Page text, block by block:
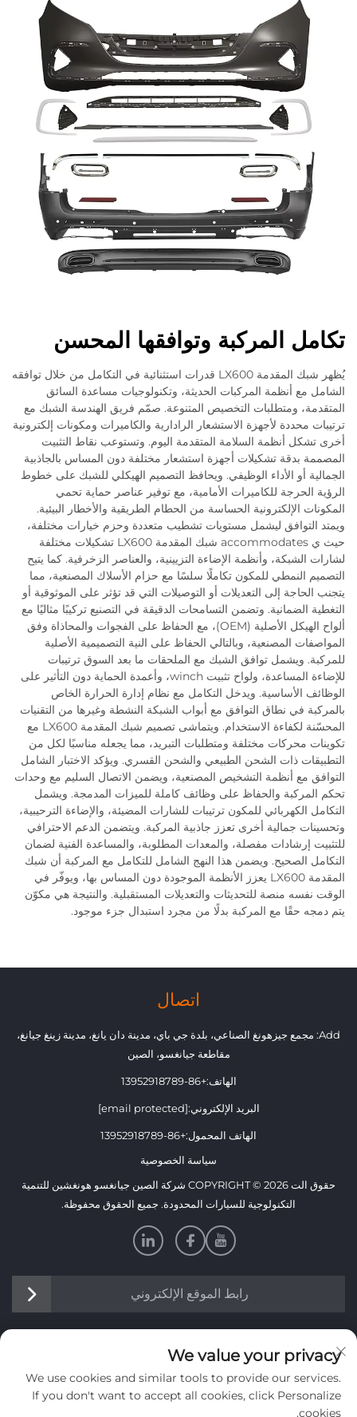
تكامل المركبة وتوافقها المحسن
يُظهر شبك المقدمة LX600 قدرات استثنائية في التكامل من خلال توافقه
الشامل مع أنظمة المركبات الحديثة، وتكنولوجيات مساعدة السائق
المتقدمة، ومتطلبات التخصيص المتنوعة. صمّم فريق الهندسة الشبك مع
ترتيبات محددة لأجهزة الاستشعار الرادارية والكاميرات ومكونات إلكترونية
أخرى تشكل أنظمة السلامة المتقدمة اليوم. وتستوعب نقاط التثبيت
المصممة بدقة تشكيلات أجهزة استشعار مختلفة دون المساس بالجاذبية
الجمالية أو الأداء الوظيفي. ويحافظ التصميم الهيكلي للشبك على خطوط
الرؤية الحرجة للكاميرات الأمامية، مع توفير عناصر حماية تحمي
المكونات الإلكترونية الحساسة من الحطام الطريقية والأخطار البيئية.
ويمتد التوافق ليشمل مستويات تشطيب متعددة وحزم خيارات مختلفة،
حيث ي accommodates شبك المقدمة LX600 تشكيلات مختلفة
لشارات الشبكة، وأنظمة الإضاءة التزيينية، والعناصر الزخرفية. كما يتيح
التصميم النمطي للمكون تكاملًا سلسًا مع حزام الأسلاك المصنعية، مما
يتجنب الحاجة إلى التعديلات أو التوصيلات التي قد تؤثر على الموثوقية أو
التغطية الضمانية. وتضمن التسامحات الدقيقة في التصنيع تركيبًا مثاليًا مع
ألواح الهيكل الأصلية (OEM)، مع الحفاظ على الفجوات والمحاذاة وفق
المواصفات المصنعية، وبالتالي الحفاظ على النية التصميمية الأصلية
للمركبة. ويشمل توافق الشبك مع الملحقات ما بعد السوق ترتيبات
للإضاءة المساعدة، ولواح تثبيت winch، وأعمدة الحماية دون التأثير على
الوظائف الأساسية. ويدخل التكامل مع نظام إدارة الحرارة الخاص
بالمركبة في نطاق التوافق مع أبواب الشبكة النشطة وغيرها من التقنيات
المحسّنة لكفاءة الاستخدام. ويتماشى تصميم شبك المقدمة LX600 مع
تكوينات محركات مختلفة ومتطلبات التبريد، مما يجعله مناسبًا لكل من
التطبيقات ذات الشحن الطبيعي والشحن القسري. ويؤكد الاختبار الشامل
التوافق مع أنظمة التشخيص المصنعية، ويضمن الاتصال السليم مع وحدات
تحكم المركبة والحفاظ على وظائف كاملة للميزات المدمجة. ويشمل
التكامل الكهربائي للمكون ترتيبات للشارات المضيئة، والإضاءة الترحيبية،
وتحسينات جمالية أخرى تعزز جاذبية المركبة. ويتضمن الدعم الاحترافي
للتثبيت إرشادات مفصلة، والمعدات المطلوبة، والمساعدة الفنية لضمان
التكامل الصحيح. ويضمن هذا النهج الشامل للتكامل مع المركبة أن شبك
المقدمة LX600 يعزز الأنظمة الموجودة دون المساس بها، ويوفّر في
الوقت نفسه منصة للتحديثات والتعديلات المستقبلية. والنتيجة هي مكوّن
يتم دمجه حقًا مع المركبة بدلًا من مجرد استبدال جزء موجود.
اتصال
Add: مجمع جيزهونغ الصناعي، بلدة جي باي، مدينة دان يانغ، مدينة زينغ جيانغ،
مقاطعة جيانغسو، الصين
الهاتف:+86-13952918789
البريد الإلكتروني:[email protected]
الهاتف المحمول:+86-13952918789
سياسة الخصوصية
حقوق الت COPYRIGHT © 2026 شركة الصين جيانغسو هونغشين للتنمية
التكنولوجية للسيارات المحدودة. جميع الحقوق محفوظة.
رابط الموقع الإلكتروني
معلومات
اشترك لتلقي نشرتنا الإخبارية الأسبوعية
We value your privacy
We use cookies and similar tools to provide our services.
If you don't want to accept all cookies, click Personalize
cookies.